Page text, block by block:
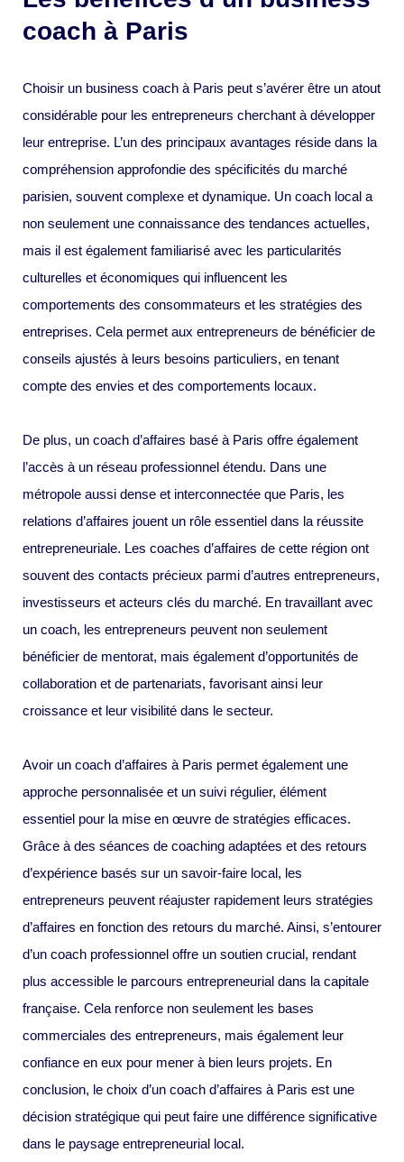
coach à Paris
Choisir un business coach à Paris peut s’avérer être un atout
considérable pour les entrepreneurs cherchant à développer
leur entreprise. L’un des principaux avantages réside dans la
compréhension approfondie des spécificités du marché
parisien, souvent complexe et dynamique. Un coach local a
non seulement une connaissance des tendances actuelles,
mais il est également familiarisé avec les particularités
culturelles et économiques qui influencent les
comportements des consommateurs et les stratégies des
entreprises. Cela permet aux entrepreneurs de bénéficier de
conseils ajustés à leurs besoins particuliers, en tenant
compte des envies et des comportements locaux.
De plus, un coach d’affaires basé à Paris offre également
l’accès à un réseau professionnel étendu. Dans une
métropole aussi dense et interconnectée que Paris, les
relations d’affaires jouent un rôle essentiel dans la réussite
entrepreneuriale. Les coaches d’affaires de cette région ont
souvent des contacts précieux parmi d’autres entrepreneurs,
investisseurs et acteurs clés du marché. En travaillant avec
un coach, les entrepreneurs peuvent non seulement
bénéficier de mentorat, mais également d’opportunités de
collaboration et de partenariats, favorisant ainsi leur
croissance et leur visibilité dans le secteur.
Avoir un coach d’affaires à Paris permet également une
approche personnalisée et un suivi régulier, élément
essentiel pour la mise en œuvre de stratégies efficaces.
Grâce à des séances de coaching adaptées et des retours
d’expérience basés sur un savoir-faire local, les
entrepreneurs peuvent réajuster rapidement leurs stratégies
d’affaires en fonction des retours du marché. Ainsi, s’entourer
d’un coach professionnel offre un soutien crucial, rendant
plus accessible le parcours entrepreneurial dans la capitale
française. Cela renforce non seulement les bases
commerciales des entrepreneurs, mais également leur
confiance en eux pour mener à bien leurs projets. En
conclusion, le choix d’un coach d’affaires à Paris est une
décision stratégique qui peut faire une différence significative
dans le paysage entrepreneurial local.